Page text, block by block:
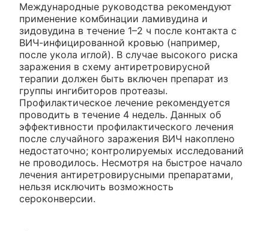
Международные руководства рекомендуют
применение комбинации ламивудина и
зидовудина в течение 1–2 ч после контакта с
ВИЧ-инфицированной кровью (например,
после укола иглой). В случае высокого риска
заражения в схему антиретровирусной
терапии должен быть включен препарат из
группы ингибиторов протеазы.
Профилактическое лечение рекомендуется
проводить в течение 4 недель. Данных об
эффективности профилактического лечения
после случайного заражения ВИЧ накоплено
недостаточно; контролируемых исследований
не проводилось. Несмотря на быстрое начало
лечения антиретровирусными препаратами,
нельзя исключить возможность
сероконверсии.